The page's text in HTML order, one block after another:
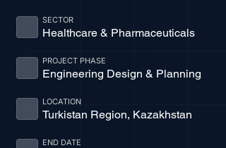
Healthcare & Pharmaceuticals
SECTOR
Engineering Design & Planning
PROJECT PHASE
Turkistan Region, Kazakhstan
LOCATION
END DATE